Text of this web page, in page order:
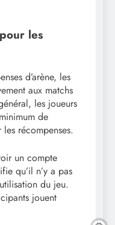
les
d’arène, les
aux matchs
les joueurs
de
récompenses.
un compte
qu’il n’y a pas
du jeu.
jouent